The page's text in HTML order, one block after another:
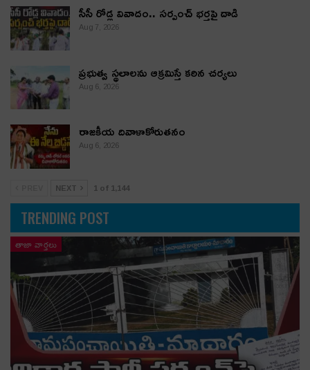
సీసీ రోడ్ల వివాదం.. స‌ర్పంచ్ భ‌ర్త‌పై దాడి
Aug 7, 2026
ప్రభుత్వ స్థలాలను ఆక్రమిస్తే కఠిన చర్యలు
Aug 6, 2026
రాజకీయ దివాళాకోరుతనం
Aug 6, 2026
NEXT 1 of 1,144
TRENDING POST
తాజా వార్తలు